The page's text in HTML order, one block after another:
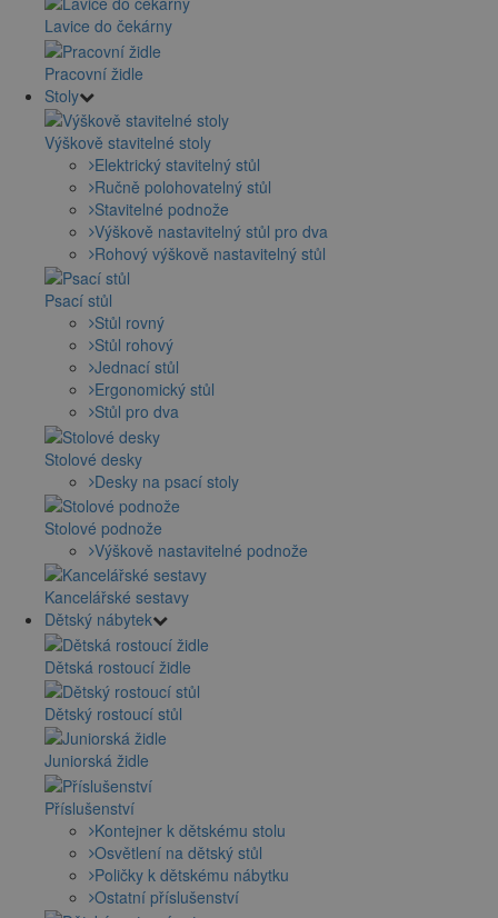
Lavice do čekárny
Pracovní židle
Stoly
Výškově stavitelné stoly
Elektrický stavitelný stůl
Ručně polohovatelný stůl
Stavitelné podnože
Výškově nastavitelný stůl pro dva
Rohový výškově nastavitelný stůl
Psací stůl
Stůl rovný
Stůl rohový
Jednací stůl
Ergonomický stůl
Stůl pro dva
Stolové desky
Desky na psací stoly
Stolové podnože
Výškově nastavitelné podnože
Kancelářské sestavy
Dětský nábytek
Dětská rostoucí židle
Dětský rostoucí stůl
Juniorská židle
Příslušenství
Kontejner k dětskému stolu
Osvětlení na dětský stůl
Poličky k dětskému nábytku
Ostatní příslušenství